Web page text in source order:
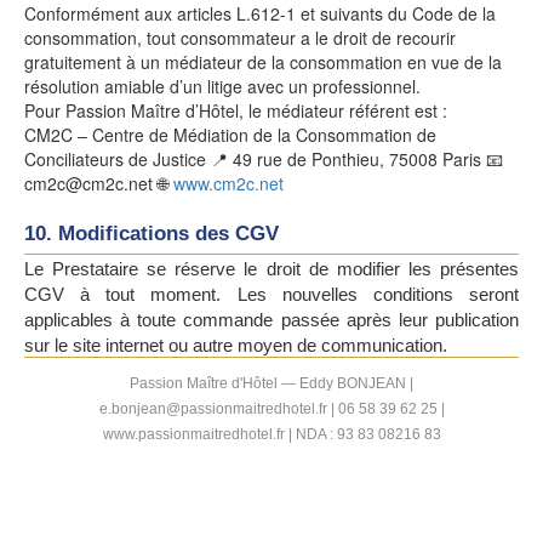
Conformément aux articles L.612-1 et suivants du Code de la
consommation, tout consommateur a le droit de recourir
gratuitement à un médiateur de la consommation en vue de la
résolution amiable d’un litige avec un professionnel.
Pour Passion Maître d’Hôtel, le médiateur référent est :
CM2C – Centre de Médiation de la Consommation de
Conciliateurs de Justice 📍 49 rue de Ponthieu, 75008 Paris 📧
cm2c@cm2c.net 🌐www.cm2c.net
10. Modifications des CGV
Le Prestataire se réserve le droit de modifier les présentes
CGV à tout moment. Les nouvelles conditions seront
applicables à toute commande passée après leur publication
sur le site internet ou autre moyen de communication.
Passion Maître d'Hôtel — Eddy BONJEAN |
e.bonjean@passionmaitredhotel.fr | 06 58 39 62 25 |
www.passionmaitredhotel.fr | NDA : 93 83 08216 83